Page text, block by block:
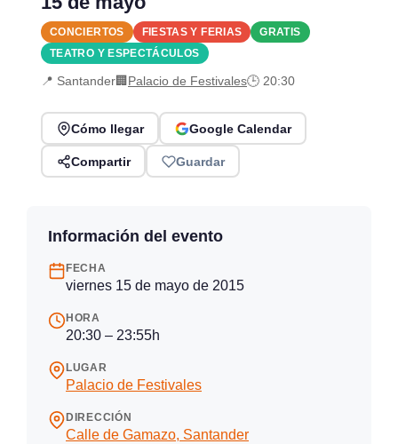
CONCIERTOS FIESTAS Y FERIAS
GRATIS
TEATRO Y ESPECTÁCULOS
📍 Santander🏢 Palacio de Festivales🕒 20:30
Cómo llegar Google Calendar
Compartir Guardar
Información del evento
FECHA
viernes 15 de mayo de 2015
HORA
20:30 – 23:55h
LUGAR
Palacio de Festivales
DIRECCIÓN
Calle de Gamazo, Santander